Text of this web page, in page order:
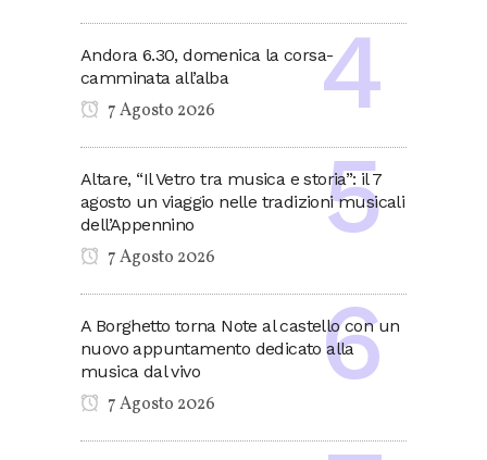
Andora 6.30, domenica la corsa-
camminata all’alba
7 Agosto 2026
Altare, “Il Vetro tra musica e storia”: il 7
agosto un viaggio nelle tradizioni musicali
dell’Appennino
7 Agosto 2026
A Borghetto torna Note al castello con un
nuovo appuntamento dedicato alla
musica dal vivo
7 Agosto 2026